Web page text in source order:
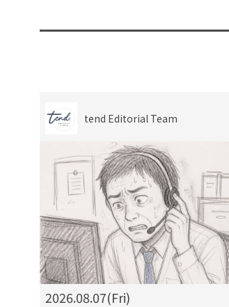
tend Editorial Team
2026.08.07(Fri)